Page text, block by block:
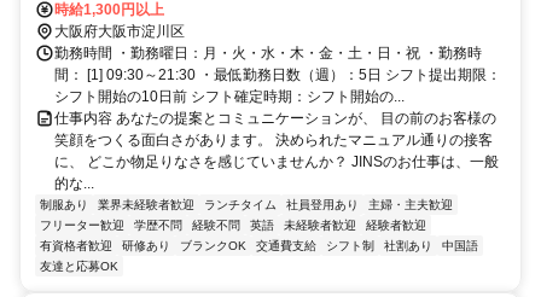
線/ＪＲ関西本線〔大和路線〕 新大阪正面口徒歩約1分、ＪＲ東海道本
線 新大阪正面口徒歩約1分 JR新大阪駅正面口より徒歩1分
時給1,300円以上
大阪府大阪市淀川区
勤務時間 ・勤務曜日：月・火・水・木・金・土・日・祝 ・勤務時
間： [1] 09:30～21:30 ・最低勤務日数（週）：5日 シフト提出期限：
シフト開始の10日前 シフト確定時期：シフト開始の...
仕事内容 あなたの提案とコミュニケーションが、 目の前のお客様の
笑顔をつくる面白さがあります。 決められたマニュアル通りの接客
に、 どこか物足りなさを感じていませんか？ JINSのお仕事は、一般
的な...
制服あり 業界未経験者歓迎 ランチタイム 社員登用あり
主婦・主夫歓迎
フリーター歓迎
学歴不問 経験不問 英語 未経験者歓迎
経験者歓迎
有資格者歓迎
研修あり ブランクOK 交通費支給 シフト制 社割あり
中国語
友達と応募OK